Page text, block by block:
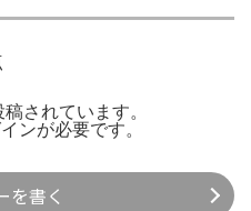
されています。
ンが必要です。
を書く